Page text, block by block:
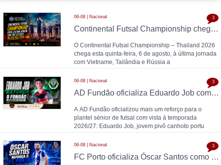
06-08 | Nacional
Continental Futsal Championship chega à última jornada com três seleções na luta pelo título
O Continental Futsal Championship – Thailand 2026
chega esta quinta-feira, 6 de agosto, à última jornada
com Vietname, Tailândia e Rússia a
3
06-08 | Nacional
AD Fundão oficializa Eduardo Job como reforço para 2026/27
A AD Fundão oficializou mais um reforço para o
plantel sénior de futsal com vista à temporada
2026/27: Eduardo Job, jovem pivô canhoto portu
3
06-08 | Nacional
FC Porto oficializa Óscar Santos como 13.º reforço para o futsal: "O futsal acompanhou-me durante toda a vida"
3